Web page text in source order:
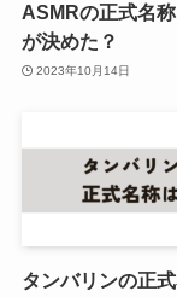
ASMRの正式名
が決めた？
2023年10月14日
タンバリンの正